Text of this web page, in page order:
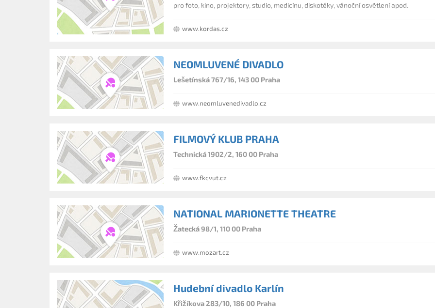
pro foto, kino, projektory, studio, medicínu, diskotéky, vánoční osvětlení apod.
www.kordas.cz
NEOMLUVENÉ DIVADLO
Lešetínská 767/16, 143 00 Praha
www.neomluvenedivadlo.cz
FILMOVÝ KLUB PRAHA
Technická 1902/2, 160 00 Praha
www.fkcvut.cz
NATIONAL MARIONETTE THEATRE
Žatecká 98/1, 110 00 Praha
www.mozart.cz
Hudební divadlo Karlín
Křižíkova 283/10, 186 00 Praha